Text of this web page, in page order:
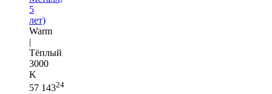
5
лет)
Warm
|
Тёплый
3000
K
57 14324